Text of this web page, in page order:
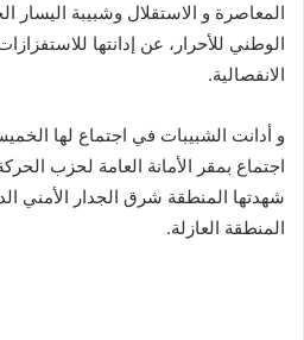
المعاصرة و الاستقلال وشبيبة اليسار
الوطني للأحرار، عن إدانتها
الانفصالية.
اجتماع بمقر الأمانة العامة لحزب
شهدتها المنطقة شرق الجدار الأمني
المنطقة العازلة.